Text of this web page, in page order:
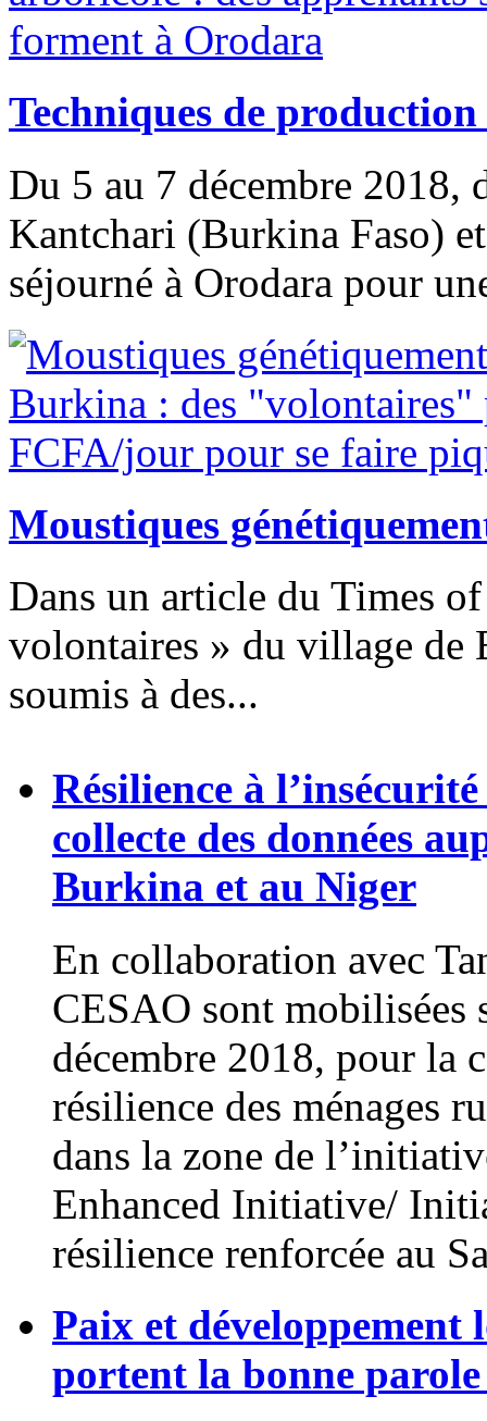
Techniques de
Du 5 au 7 décembre 2018,
Kantchari (Burkina Faso)
séjourné à Orodara pour
Moustiques
Dans un article du Times
volontaires » du village de
soumis à des...
Résilience à
collecte des données
Burkina et au Niger
En collaboration avec
CESAO sont mobilisées
décembre 2018, pour la
résilience des ménages
dans la zone de
Enhanced Initiative/
résilience renforcée au
Paix et développement
portent la bonne